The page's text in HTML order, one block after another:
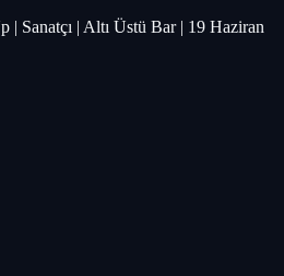
| Sanatçı | Altı Üstü Bar | 19 Haziran